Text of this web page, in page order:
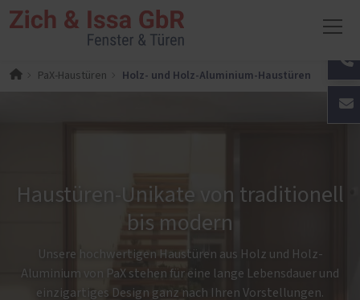
PaX-Haustüren Holz- und Holz-Aluminium-Haustüren
Haustüren-Unikate von traditionell
bis modern
Unsere hochwertigen Haustüren aus Holz und Holz-
Aluminium von PaX stehen für eine lange Lebensdauer und
einzigartiges Design ganz nach Ihren Vorstellungen.